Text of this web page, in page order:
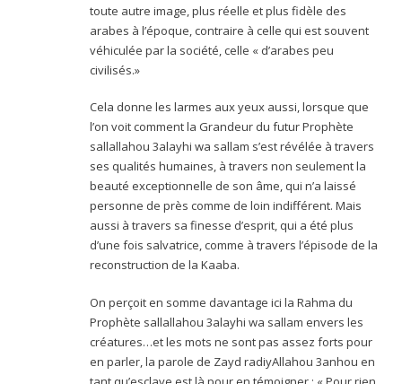
toute autre image, plus réelle et plus fidèle des
arabes à l’époque, contraire à celle qui est souvent
véhiculée par la société, celle « d’arabes peu
civilisés.»
Cela donne les larmes aux yeux aussi, lorsque que
l’on voit comment la Grandeur du futur Prophète
sallallahou 3alayhi wa sallam s’est révélée à travers
ses qualités humaines, à travers non seulement la
beauté exceptionnelle de son âme, qui n’a laissé
personne de près comme de loin indifférent. Mais
aussi à travers sa finesse d’esprit, qui a été plus
d’une fois salvatrice, comme à travers l’épisode de la
reconstruction de la Kaaba.
On perçoit en somme davantage ici la Rahma du
Prophète sallallahou 3alayhi wa sallam envers les
créatures…et les mots ne sont pas assez forts pour
en parler, la parole de Zayd radiyAllahou 3anhou en